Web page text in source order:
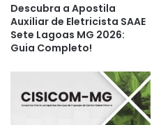
Descubra a Apostila
Auxiliar de Eletricista SAAE
Sete Lagoas MG 2026:
Guia Completo!